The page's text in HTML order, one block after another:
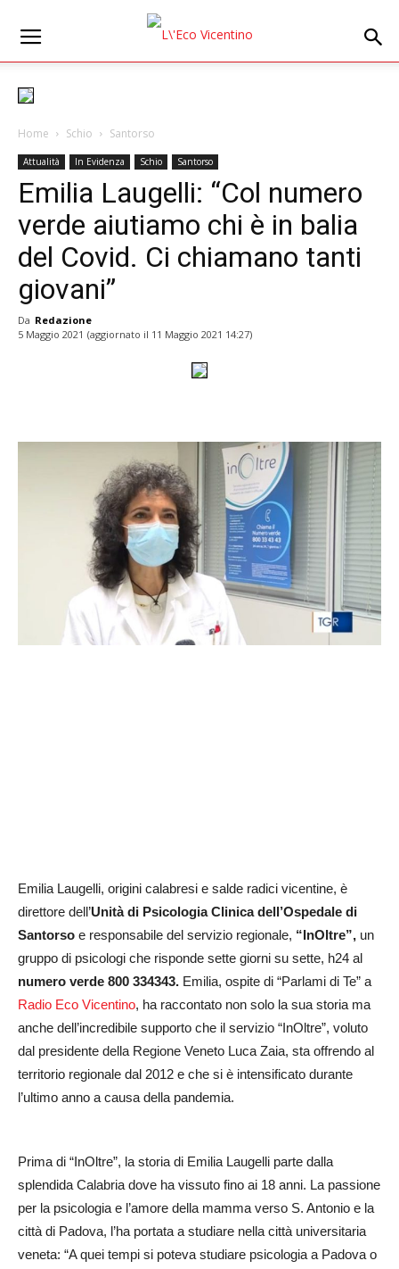
Home Schio Santorso
Attualità In Evidenza Schio Santorso
Emilia Laugelli: “Col numero
verde aiutiamo chi è in balia
del Covid. Ci chiamano tanti
giovani”
Da Redazione
5 Maggio 2021 (aggiornato il 11 Maggio 2021 14:27)
Emilia Laugelli, origini calabresi e salde radici vicentine, è
direttore dell’Unità di Psicologia Clinica dell’Ospedale di
Santorso e responsabile del servizio regionale, “InOltre”, un
gruppo di psicologi che risponde sette giorni su sette, h24 al
numero verde 800 334343. Emilia, ospite di “Parlami di Te” a
Radio Eco Vicentino, ha raccontato non solo la sua storia ma
anche dell’incredibile supporto che il servizio “InOltre”, voluto
dal presidente della Regione Veneto Luca Zaia, sta offrendo al
territorio regionale dal 2012 e che si è intensificato durante
l’ultimo anno a causa della pandemia.
Prima di “InOltre”, la storia di Emilia Laugelli parte dalla
splendida Calabria dove ha vissuto fino ai 18 anni. La passione
per la psicologia e l’amore della mamma verso S. Antonio e la
città di Padova, l’ha portata a studiare nella città universitaria
veneta: “A quei tempi si poteva studiare psicologia a Padova o